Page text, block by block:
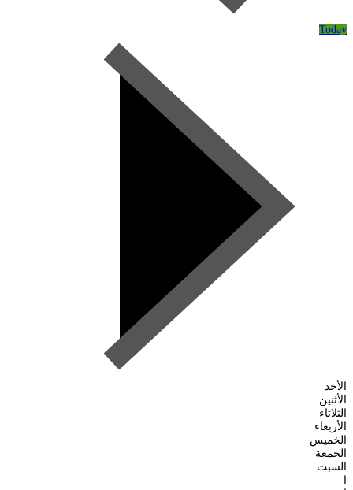
Today
الأحد
الأثنين
الثلاثاء
الأربعاء
الخميس
الجمعة
السبت